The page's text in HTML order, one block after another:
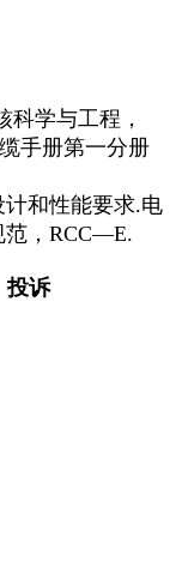
学与工程，
手册第一分册
和性能要求.电
范，RCC—E.
投诉